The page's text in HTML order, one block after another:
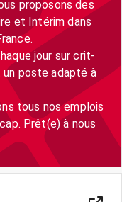
proposons des
et Intérim dans
jour sur crit-
poste adapté à
tous nos emplois
Prêt(e) à nous